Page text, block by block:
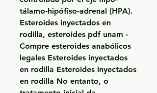
tálamo-hipófiso-adrenal (HPA).
Esteroides inyectados en
rodilla, esteroides pdf unam -
Compre esteroides anabólicos
legales Esteroides inyectados
en rodilla Esteroides inyectados
en rodilla No entanto, o